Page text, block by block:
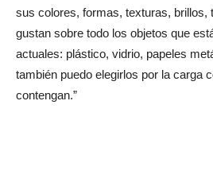
sus colores, formas, texturas, brillos,
gustan sobre todo los objetos que
actuales: plástico, vidrio, papeles
también puedo elegirlos por la carga
contengan.”